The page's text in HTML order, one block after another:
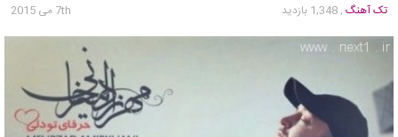
تک آهنگ , 1,348 بازدید 7th می 2015